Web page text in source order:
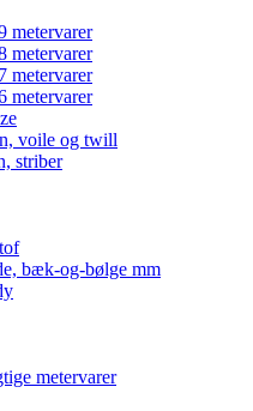
metervarer
metervarer
metervarer
metervarer
voile og twill
striber
bæk-og-bølge mm
metervarer